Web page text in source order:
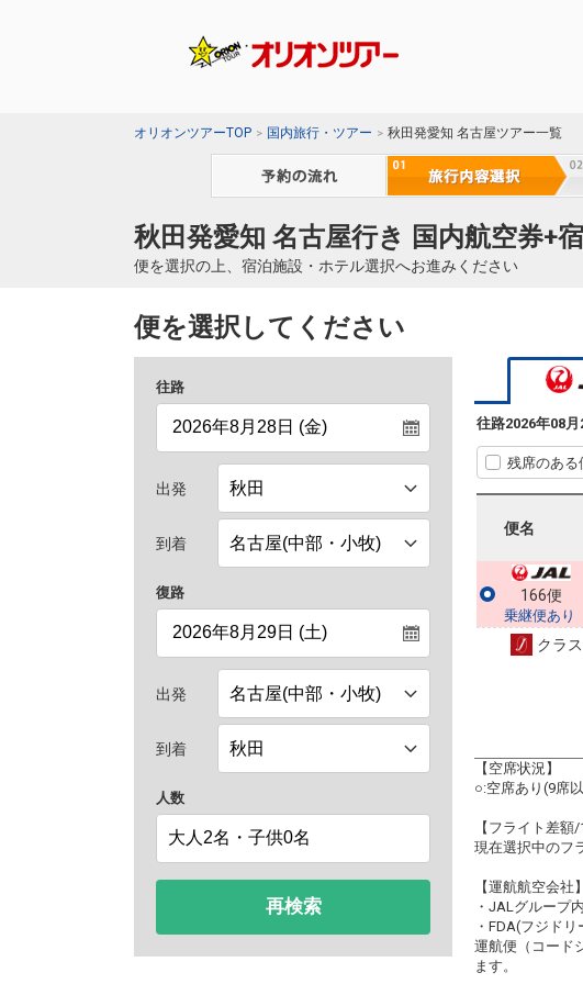
オリオンツアーTOP 国内旅行・ツアー 秋田発愛知 名古屋ツアー一覧
秋田発愛知 名古屋行き 国内航空券+
便を選択の上、宿泊施設・ホテル選択へお進みください
便を選択してください
往路
出発
到着
復路
出発
到着
人数
再検索
往路2026年08月
残席のある
便名
166便
乗継便あり
クラ
【空席状況】
○:空席あり(9席
【フライト差額/
現在選択中のフ
【運航航空会社】
・JALグループ
・FDA(フジド
運航便（コード
ます。